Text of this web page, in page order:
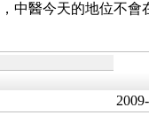
中醫今天的地位不會